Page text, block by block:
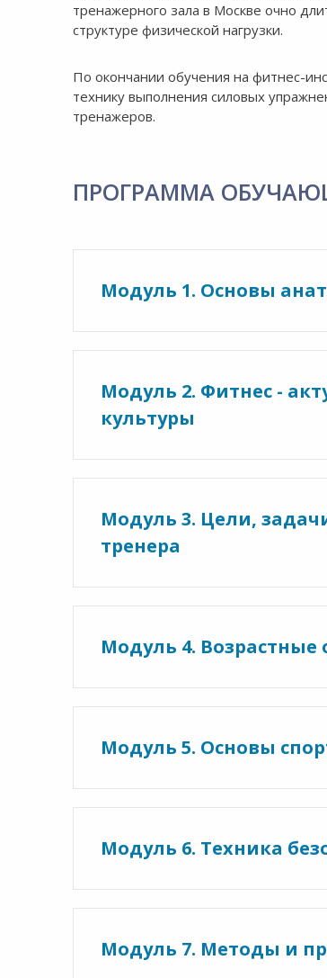
тренажерного зала в Москве очно
структуре физической нагрузки.
По окончании обучения на фитнес-
технику выполнения силовых
тренажеров.
ПРОГРАММА
Модуль 1. Основы
Модуль 2. Фитнес -
культуры
Модуль 3. Цели,
тренера
Модуль 4.
Модуль 5. Основы
Модуль 6. Техника
Модуль 7. Методы и